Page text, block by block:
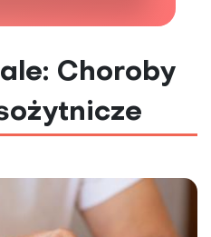
Choroby